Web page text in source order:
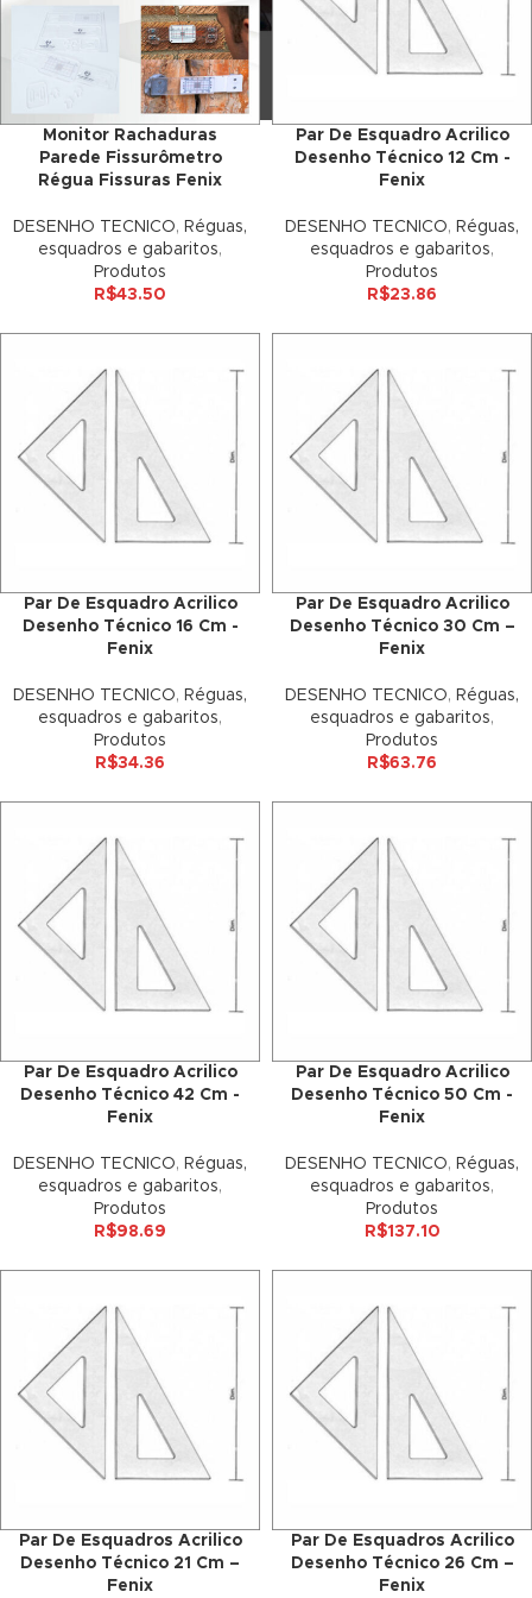
panel
panel
panel
panel
panel
panel
satın al
panel
panel
panel
panel
panel
panel
panel
Monitor Rachaduras
Parede Fissurômetro
Régua Fissuras Fenix
DESENHO TECNICO, Réguas,
esquadros e gabaritos,
Produtos
R$43.50
Par De Esquadro Acrilico
Desenho Técnico 12 Cm -
Fenix
DESENHO TECNICO, Réguas,
esquadros e gabaritos,
Produtos
R$23.86
Par De Esquadro Acrilico
Desenho Técnico 16 Cm -
Fenix
DESENHO TECNICO, Réguas,
esquadros e gabaritos,
Produtos
R$34.36
Par De Esquadro Acrilico
Desenho Técnico 30 Cm –
Fenix
DESENHO TECNICO, Réguas,
esquadros e gabaritos,
Produtos
R$63.76
Par De Esquadro Acrilico
Desenho Técnico 42 Cm -
Fenix
DESENHO TECNICO, Réguas,
esquadros e gabaritos,
Produtos
R$98.69
Par De Esquadro Acrilico
Desenho Técnico 50 Cm -
Fenix
DESENHO TECNICO, Réguas,
esquadros e gabaritos,
Produtos
R$137.10
Par De Esquadros Acrilico
Desenho Técnico 21 Cm –
Fenix
Par De Esquadros Acrilico
Desenho Técnico 26 Cm –
Fenix